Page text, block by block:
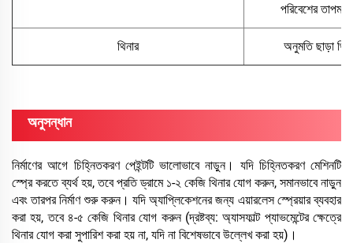
পরিবেশের
থিনার অনুমতি ছাড়া
অনুসন্ধান
নির্মাণের আগে চিহ্নিতকরণ পেইন্টটি ভালোভাবে নাড়ুন। যদি চিহ্নিতকরণ মেশিনটি
স্প্রে করতে ব্যর্থ হয়, তবে প্রতি ড্রামে ১-২ কেজি থিনার যোগ করুন, সমানভাবে নাড়ুন
এবং তারপর নির্মাণ শুরু করুন। যদি অ্যাপ্লিকেশনের জন্য এয়ারলেস স্প্রেয়ার ব্যবহার
করা হয়, তবে ৪-৫ কেজি থিনার যোগ করুন (দ্রষ্টব্য: অ্যাসফাল্ট প্যাভমেন্টের ক্ষেত্রে
থিনার যোগ করা সুপারিশ করা হয় না, যদি না বিশেষভাবে উল্লেখ করা হয়)।